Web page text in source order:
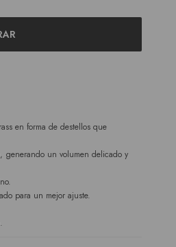
en forma de destellos que
un volumen delicado y
para un mejor ajuste.